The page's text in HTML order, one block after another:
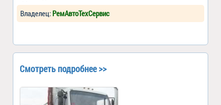
Владелец: РемАвтоТехСервис
Смотреть подробнее >>